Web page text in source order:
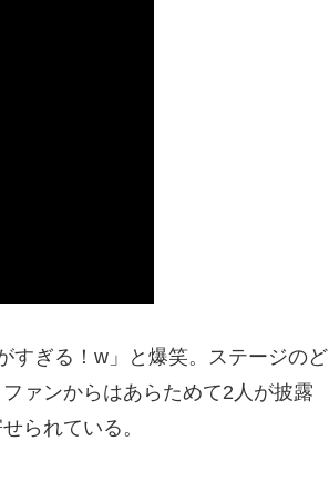
すぎる！w」と爆笑。ステージのど
ァンからはあらためて2人が披露
られている。